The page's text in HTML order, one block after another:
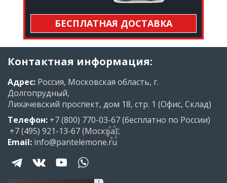
БЕСПЛАТНАЯ ДОСТАВКА
Контактная информация:
Адрес: Россия, Московская область, г.
Долгопрудный,
Лихачевский проспект, дом 18, стр. 1 (Офис, Склад)
Телефон: +7 (800) 770-03-67(бесплатно по России)
+7 (495) 921-13-67(Москва)
Email: info@pantelemone.ru